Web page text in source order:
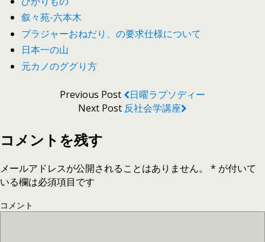
叙々苑-六本木
ブラジャーおねだり、の要求仕様について
日本一の山
元カノのググり方
Previous Post
日曜ラプソディー
Next Post 反社会学講座
コメントを残す
メールアドレスが公開されることはありません。 * が付いて
いる欄は必須項目です
コメント